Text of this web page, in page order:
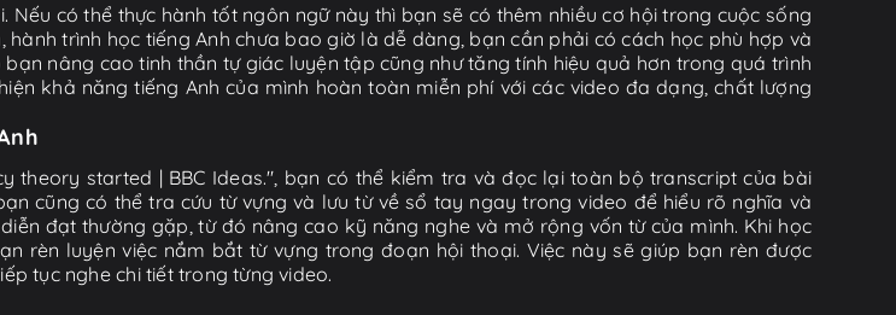
có thể thực hành tốt ngôn ngữ này thì bạn sẽ có thêm nhiều cơ hội trong cuộc sống
trình học tiếng Anh chưa bao giờ là dễ dàng, bạn cần phải có cách học phù hợp và
nâng cao tinh thần tự giác luyện tập cũng như tăng tính hiệu quả hơn trong quá trình
khả năng tiếng Anh của mình hoàn toàn miễn phí với các video đa dạng, chất lượng
theory started | BBC Ideas.", bạn có thể kiểm tra và đọc lại toàn bộ transcript của bài
cũng có thể tra cứu từ vựng và lưu từ về sổ tay ngay trong video để hiểu rõ nghĩa và
đạt thường gặp, từ đó nâng cao kỹ năng nghe và mở rộng vốn từ của mình. Khi học
rèn luyện việc nắm bắt từ vựng trong đoạn hội thoại. Việc này sẽ giúp bạn rèn được
tục nghe chi tiết trong từng video.